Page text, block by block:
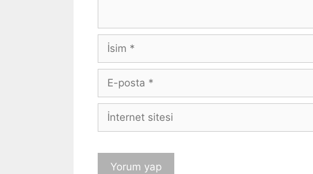
İsim
posta
İnternet